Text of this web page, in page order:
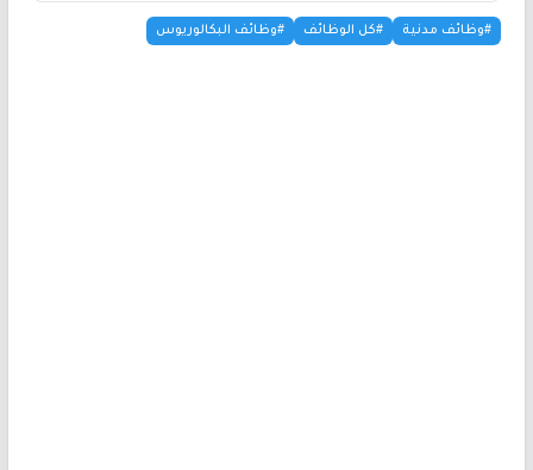
#وظائف مدنية #كل الوظائف #وظائف البكالوريوس